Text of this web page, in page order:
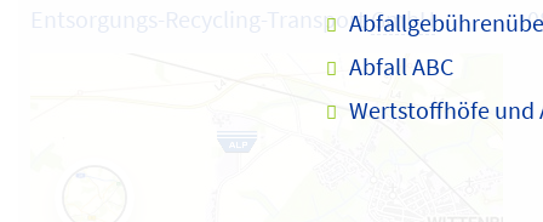
Abfall ABC
Wertstoffhöfe und
Entsorgungs-Recycling-TransportGmbH